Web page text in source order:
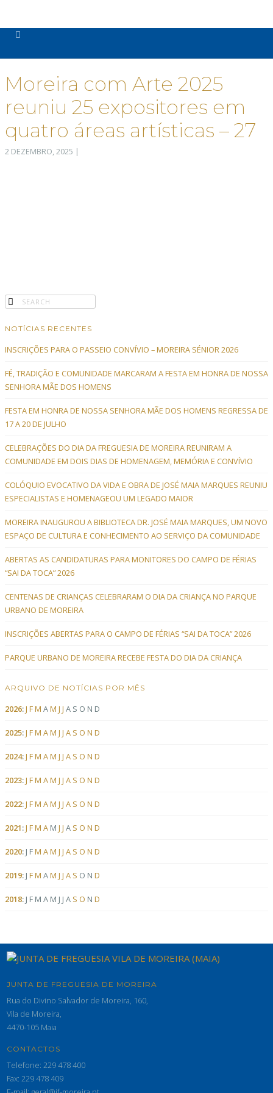
Moreira com Arte 2025
reuniu 25 expositores em
quatro áreas artísticas – 27
2 DEZEMBRO, 2025 |
NOTÍCIAS RECENTES
INSCRIÇÕES PARA O PASSEIO CONVÍVIO – MOREIRA SÉNIOR 2026
FÉ, TRADIÇÃO E COMUNIDADE MARCARAM A FESTA EM HONRA DE NOSSA
SENHORA MÃE DOS HOMENS
FESTA EM HONRA DE NOSSA SENHORA MÃE DOS HOMENS REGRESSA DE
17 A 20 DE JULHO
CELEBRAÇÕES DO DIA DA FREGUESIA DE MOREIRA REUNIRAM A
COMUNIDADE EM DOIS DIAS DE HOMENAGEM, MEMÓRIA E CONVÍVIO
COLÓQUIO EVOCATIVO DA VIDA E OBRA DE JOSÉ MAIA MARQUES REUNIU
ESPECIALISTAS E HOMENAGEOU UM LEGADO MAIOR
MOREIRA INAUGUROU A BIBLIOTECA DR. JOSÉ MAIA MARQUES, UM NOVO
ESPAÇO DE CULTURA E CONHECIMENTO AO SERVIÇO DA COMUNIDADE
ABERTAS AS CANDIDATURAS PARA MONITORES DO CAMPO DE FÉRIAS
“SAI DA TOCA” 2026
CENTENAS DE CRIANÇAS CELEBRARAM O DIA DA CRIANÇA NO PARQUE
URBANO DE MOREIRA
INSCRIÇÕES ABERTAS PARA O CAMPO DE FÉRIAS “SAI DA TOCA” 2026
PARQUE URBANO DE MOREIRA RECEBE FESTA DO DIA DA CRIANÇA
ARQUIVO DE NOTÍCIAS POR MÊS
2026:J FM AM J J A S O N D
2025:J FM AM J J A S O N D
2024:J FM AM J J A S O N D
2023:J FM AM J J A S O N D
2022:J FM AM J J A S O N D
2021:J FM A M J J A S O N D
2020: J FM AM J J A S O N D
2019: J FM AM J J A S O N D
2018: J F M A M J J A S O N D
JUNTA DE FREGUESIA DE MOREIRA
Rua do Divino Salvador de Moreira, 160,
Vila de Moreira,
4470-105 Maia
CONTACTOS
Telefone: 229 478 400
Fax: 229 478 409